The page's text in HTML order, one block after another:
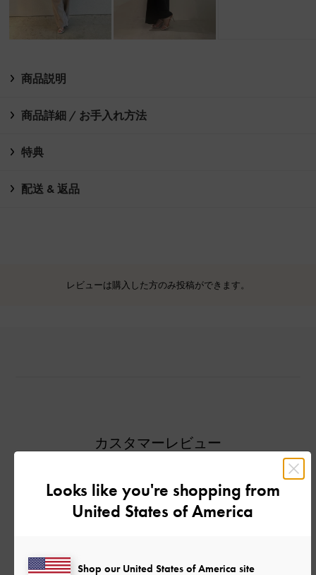
商品説明
商品詳細 / お手入れ方法
特典
配送 & 返品
レビューは購入した方のみ投稿ができます。
カスタマーレビュー
Looks like you're shopping from
United States of America
Shop our United States of America site